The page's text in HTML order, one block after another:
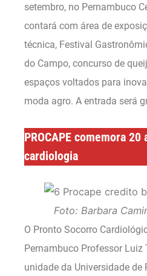
setembro, no Pernambuco
contará com área de
técnica, Festival
do Campo, concurso de
espaços voltados para
moda agro. A entrada será
PROCAPE comemora
cardiologia
Foto: Barbara
O Pronto Socorro
Pernambuco Professor Luiz
unidade da Universidade de